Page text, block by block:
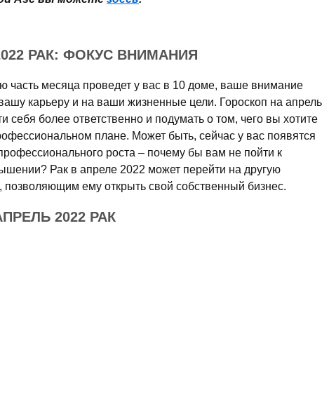
РАК: ФОКУС ВНИМАНИЯ
часть месяца проведет у вас в 10 доме, ваше внимание
карьеру и на ваши жизненные цели. Гороскоп на апрель
себя более ответственно и подумать о том, чего вы хотите
плане. Может быть, сейчас у вас появятся
роста – почему бы вам не пойти к
Рак в апреле 2022 может перейти на другую
позволяющим ему открыть свой собственный бизнес.
2022 РАК